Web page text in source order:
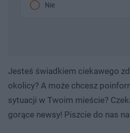
Nie
Jesteś świadkiem ciekawego
okolicy? A może chcesz
sytuacji w Twoim mieście?
gorące newsy! Piszcie do nas